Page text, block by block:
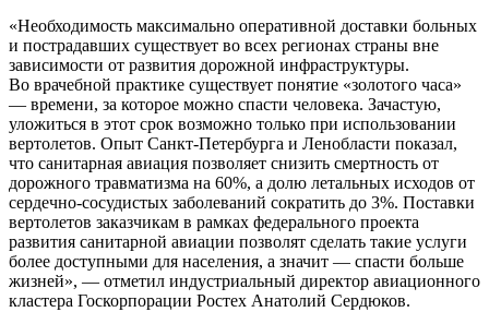
«Необходимость максимально оперативной доставки больных
и пострадавших существует во всех регионах страны вне
зависимости от развития дорожной инфраструктуры.
Во врачебной практике существует понятие «золотого часа»
— времени, за которое можно спасти человека. Зачастую,
уложиться в этот срок возможно только при использовании
вертолетов. Опыт Санкт-Петербурга и Ленобласти показал,
что санитарная авиация позволяет снизить смертность от
дорожного травматизма на 60%, а долю летальных исходов от
сердечно-сосудистых заболеваний сократить до 3%. Поставки
вертолетов заказчикам в рамках федерального проекта
развития санитарной авиации позволят сделать такие услуги
более доступными для населения, а значит — спасти больше
жизней», — отметил индустриальный директор авиационного
кластера Госкорпорации Ростех Анатолий Сердюков.